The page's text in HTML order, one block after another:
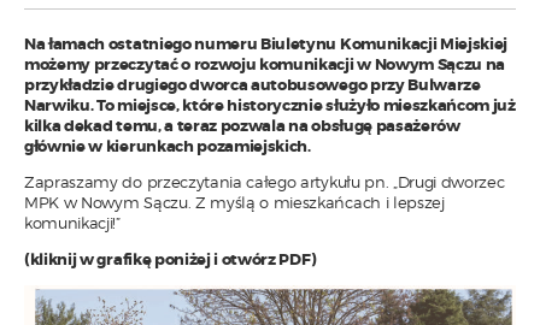
Na łamach ostatniego numeru Biuletynu Komunikacji Miejskiej
możemy przeczytać o rozwoju komunikacji w Nowym Sączu na
przykładzie drugiego dworca autobusowego przy Bulwarze
Narwiku. To miejsce, które historycznie służyło mieszkańcom już
kilka dekad temu, a teraz pozwala na obsługę pasażerów
głównie w kierunkach pozamiejskich.
Zapraszamy do przeczytania całego artykułu pn. „Drugi dworzec
MPK w Nowym Sączu. Z myślą o mieszkańcach i lepszej
komunikacji!”
(kliknij w grafikę poniżej i otwórz PDF)